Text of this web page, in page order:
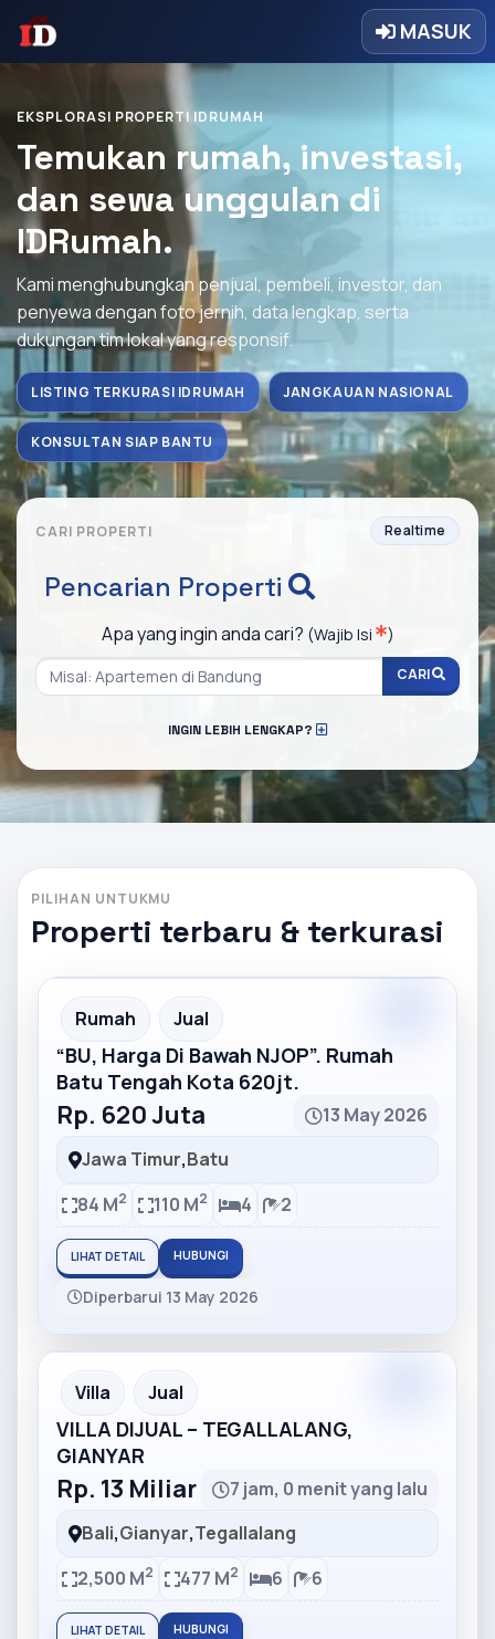
MASUK
EKSPLORASI PROPERTI IDRUMAH
Temukan rumah, investasi,
dan sewa unggulan di
IDRumah.
Kami menghubungkan penjual, pembeli, investor, dan
penyewa dengan foto jernih, data lengkap, serta
dukungan tim lokal yang responsif.
LISTING TERKURASI IDRUMAH JANGKAUAN NASIONAL
KONSULTAN SIAP BANTU
CARI PROPERTI Realtime
Pencarian Properti
Apa yang ingin anda cari? (Wajib Isi )
CARI
INGIN LEBIH LENGKAP?
PILIHAN UNTUKMU
Properti terbaru & terkurasi
Partner Ad
Rumah Jual
“BU, Harga Di Bawah NJOP”. Rumah
Batu Tengah Kota 620jt.
Rp. 620 Juta
13 May 2026
Jawa Timur,Batu
84 M2 110 M2 4 2
LIHAT DETAIL HUBUNGI
Diperbarui 13 May 2026
Partner Ad
Villa Jual
VILLA DIJUAL – TEGALLALANG,
GIANYAR
Rp. 13 Miliar
7 jam, 0 menit yang lalu
Bali,Gianyar,Tegallalang
2,500 M2 477 M2 6 6
LIHAT DETAIL HUBUNGI